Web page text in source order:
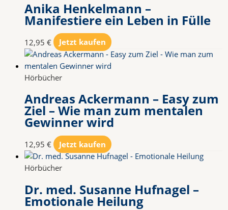
Anika Henkelmann –
Manifestiere ein Leben in Fülle
12,95 € Jetzt kaufen
Hörbücher
Andreas Ackermann – Easy zum
Ziel – Wie man zum mentalen
Gewinner wird
12,95 € Jetzt kaufen
Hörbücher
Dr. med. Susanne Hufnagel –
Emotionale Heilung